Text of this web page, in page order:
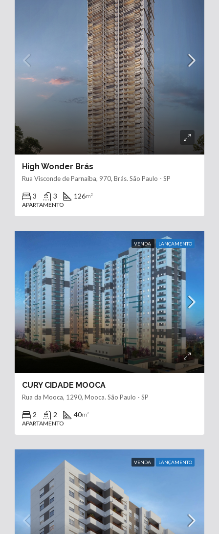
High Wonder Brás
Rua Visconde de Parnaíba, 970, Brás. São Paulo - SP
3 3 126m²
APARTAMENTO
VENDA LANÇAMENTO
CURY CIDADE MOOCA
Rua da Mooca, 1290, Mooca. São Paulo - SP
2 2 40m²
APARTAMENTO
VENDA LANÇAMENTO